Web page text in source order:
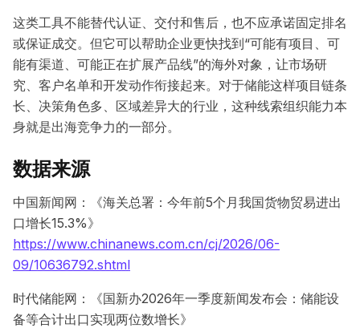
这类工具不能替代认证、交付和售后，也不应承诺固定排名
或保证成交。但它可以帮助企业更快找到“可能有项目、可
能有渠道、可能正在扩展产品线”的海外对象，让市场研
究、客户名单和开发动作衔接起来。对于储能这样项目链条
长、决策角色多、区域差异大的行业，这种线索组织能力本
身就是出海竞争力的一部分。
数据来源
中国新闻网：《海关总署：今年前5个月我国货物贸易进出
口增长15.3%》
https://www.chinanews.com.cn/cj/2026/06-
09/10636792.shtml
时代储能网：《国新办2026年一季度新闻发布会：储能设
备等合计出口实现两位数增长》